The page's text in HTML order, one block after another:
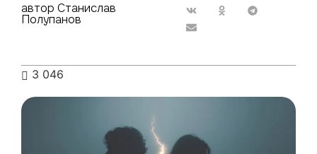
автор Станислав
Полупанов
3 046